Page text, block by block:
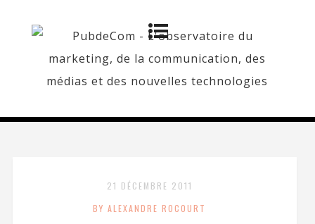
21 DÉCEMBRE 2011
BY ALEXANDRE ROCOURT